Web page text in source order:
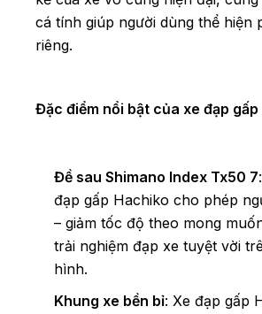
cá tính giúp người dùng thể hiện
riêng.
Đặc điểm nổi bật của xe đạp gấp
Đề sau Shimano Index Tx50 7
đạp gấp Hachiko cho phép
– giảm tốc độ theo mong
trải nghiệm đạp xe tuyệt vời
hình.
Khung xe bền bỉ: Xe đạp gấp